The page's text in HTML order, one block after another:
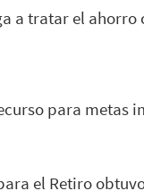
a tratar el ahorro
para metas
el Retiro